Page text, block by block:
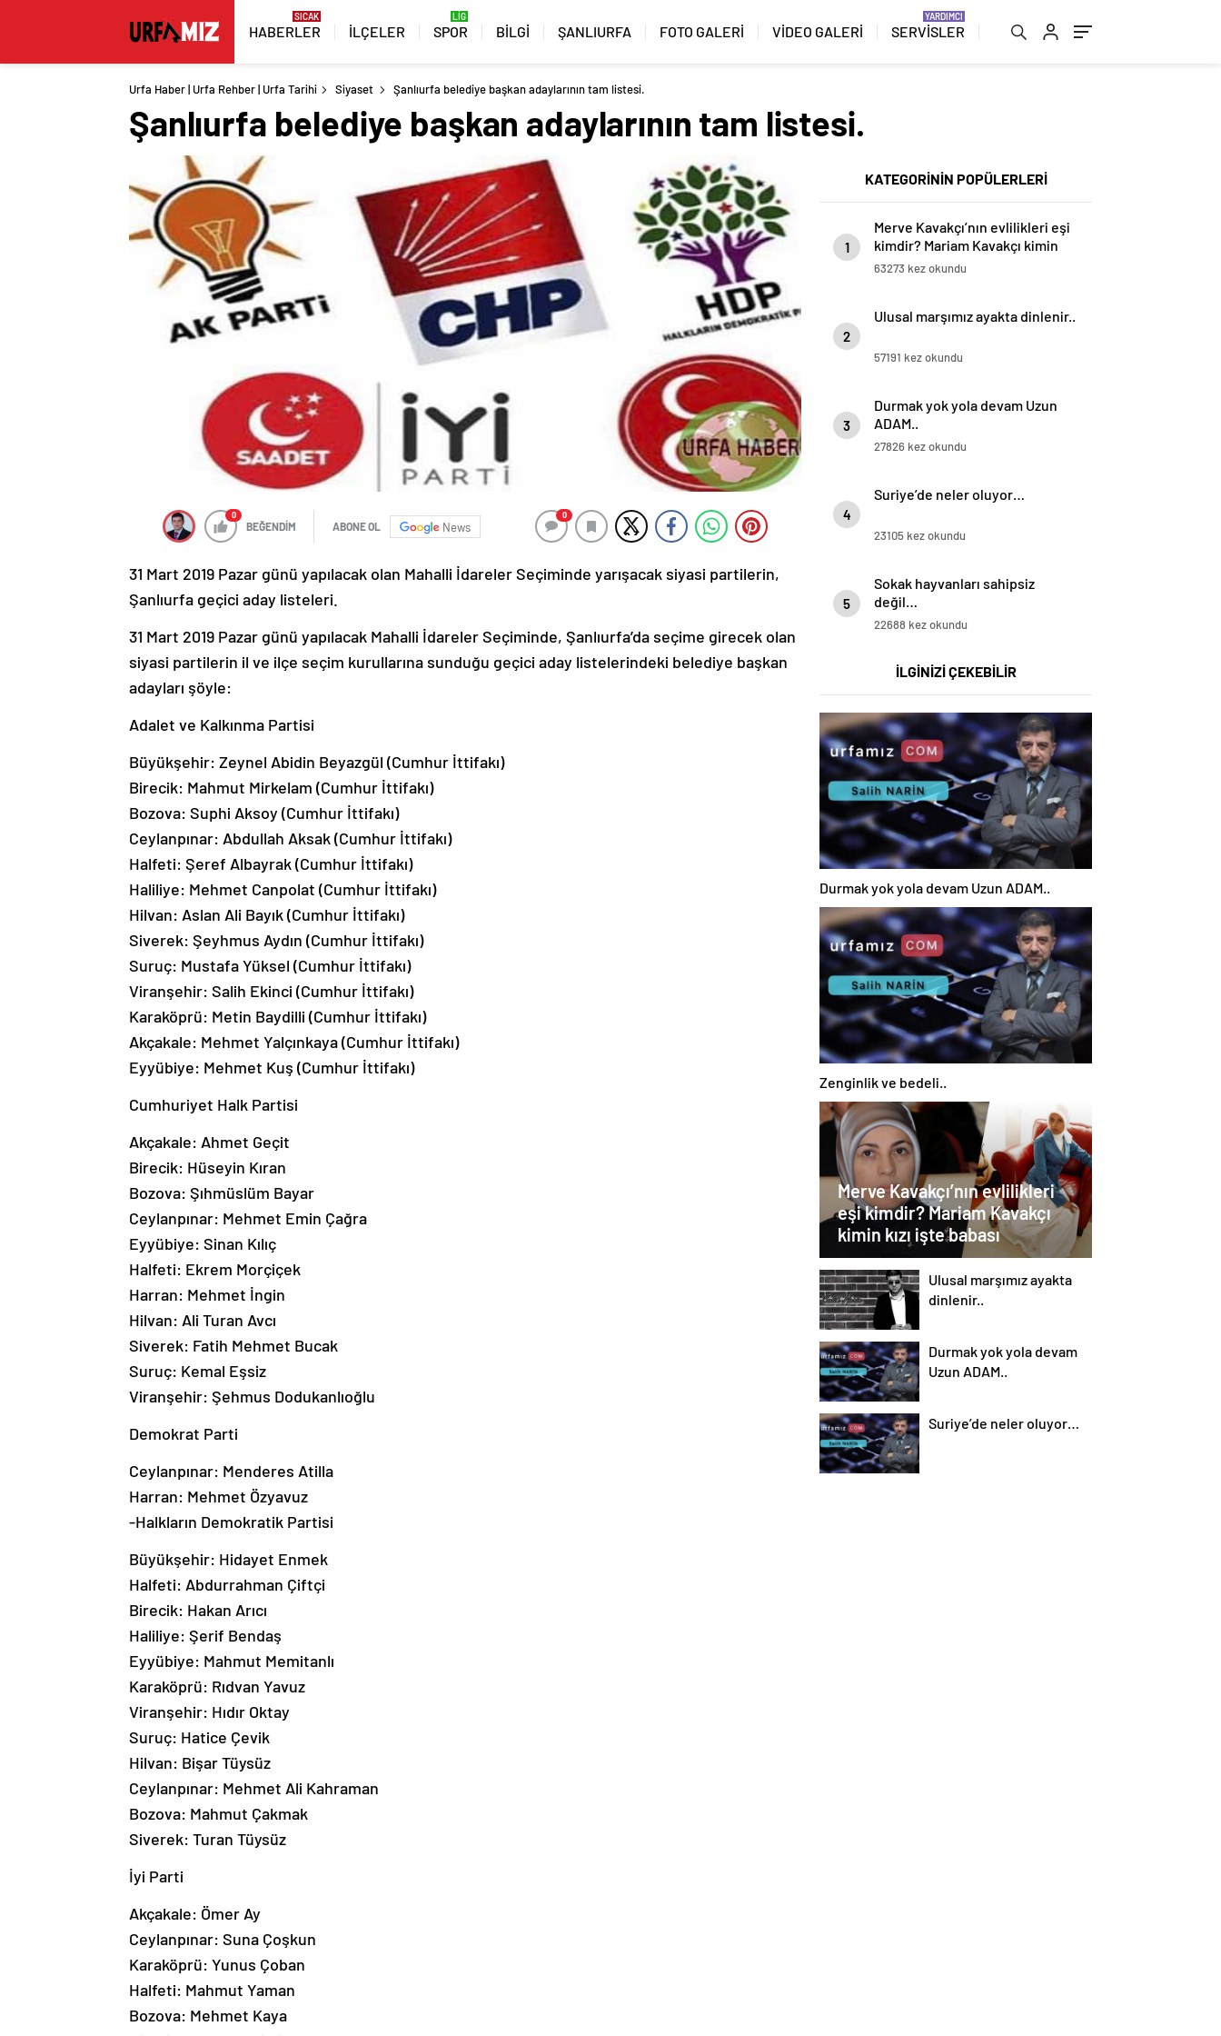
HABERLER İLÇELER SPOR BİLGİ ŞANLIURFA FOTO GALERİ VİDEO GALERİ SERVİSLER
Urfa Haber | Urfa Rehber | Urfa Tarihi Siyaset Şanlıurfa belediye başkan adaylarının tam listesi.
Şanlıurfa belediye başkan adaylarının tam listesi.
0
BEĞENDİM ABONE OL News
0
31 Mart 2019 Pazar günü yapılacak olan Mahalli İdareler Seçiminde yarışacak siyasi partilerin,
Şanlıurfa geçici aday listeleri.
31 Mart 2019 Pazar günü yapılacak Mahalli İdareler Seçiminde, Şanlıurfa’da seçime girecek olan
siyasi partilerin il ve ilçe seçim kurullarına sunduğu geçici aday listelerindeki belediye başkan
adayları şöyle:
Adalet ve Kalkınma Partisi
Büyükşehir: Zeynel Abidin Beyazgül (Cumhur İttifakı)
Birecik: Mahmut Mirkelam (Cumhur İttifakı)
Bozova: Suphi Aksoy (Cumhur İttifakı)
Ceylanpınar: Abdullah Aksak (Cumhur İttifakı)
Halfeti: Şeref Albayrak (Cumhur İttifakı)
Haliliye: Mehmet Canpolat (Cumhur İttifakı)
Hilvan: Aslan Ali Bayık (Cumhur İttifakı)
Siverek: Şeyhmus Aydın (Cumhur İttifakı)
Suruç: Mustafa Yüksel (Cumhur İttifakı)
Viranşehir: Salih Ekinci (Cumhur İttifakı)
Karaköprü: Metin Baydilli (Cumhur İttifakı)
Akçakale: Mehmet Yalçınkaya (Cumhur İttifakı)
Eyyübiye: Mehmet Kuş (Cumhur İttifakı)
Cumhuriyet Halk Partisi
Akçakale: Ahmet Geçit
Birecik: Hüseyin Kıran
Bozova: Şıhmüslüm Bayar
Ceylanpınar: Mehmet Emin Çağra
Eyyübiye: Sinan Kılıç
Halfeti: Ekrem Morçiçek
Harran: Mehmet İngin
Hilvan: Ali Turan Avcı
Siverek: Fatih Mehmet Bucak
Suruç: Kemal Eşsiz
Viranşehir: Şehmus Dodukanlıoğlu
Demokrat Parti
Ceylanpınar: Menderes Atilla
Harran: Mehmet Özyavuz
-Halkların Demokratik Partisi
Büyükşehir: Hidayet Enmek
Halfeti: Abdurrahman Çiftçi
Birecik: Hakan Arıcı
Haliliye: Şerif Bendaş
Eyyübiye: Mahmut Memitanlı
Karaköprü: Rıdvan Yavuz
Viranşehir: Hıdır Oktay
Suruç: Hatice Çevik
Hilvan: Bişar Tüysüz
Ceylanpınar: Mehmet Ali Kahraman
Bozova: Mahmut Çakmak
Siverek: Turan Tüysüz
İyi Parti
Akçakale: Ömer Ay
Ceylanpınar: Suna Çoşkun
Karaköprü: Yunus Çoban
Halfeti: Mahmut Yaman
Bozova: Mehmet Kaya
KATEGORİNİN POPÜLERLERİ
1
Merve Kavakçı’nın evlilikleri eşi
kimdir? Mariam Kavakçı kimin
kızı işte babası
63273 kez okundu
2
Ulusal marşımız ayakta dinlenir..
57191 kez okundu
3
Durmak yok yola devam Uzun
ADAM..
27826 kez okundu
4
Suriye’de neler oluyor…
23105 kez okundu
5
Sokak hayvanları sahipsiz
değil…
22688 kez okundu
İLGİNİZİ ÇEKEBİLİR
Durmak yok yola devam Uzun ADAM..
Zenginlik ve bedeli..
Merve Kavakçı’nın evlilikleri
eşi kimdir? Mariam Kavakçı
kimin kızı işte babası
Ulusal marşımız ayakta
dinlenir..
Durmak yok yola devam
Uzun ADAM..
Suriye’de neler oluyor…